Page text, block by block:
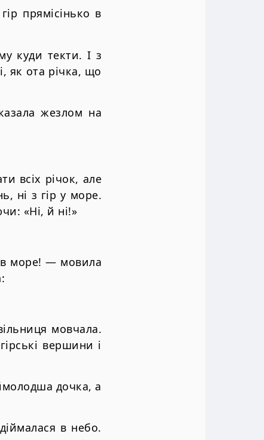
прямісінько в
куди текти. І з
як ота річка, що
жезлом на
всіх річок, але
ні з гір у море.
«Ні, й ні!»
в море! — мовила
мовчала.
вершини і
дочка, а
в небо.